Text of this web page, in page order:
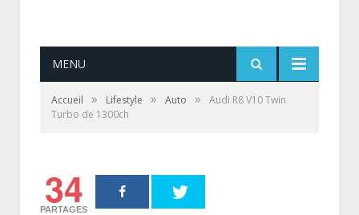
MENU
Accueil » Lifestyle » Auto »
Audi R8 V10 Twin
Turbo de 1300ch
34
PARTAGES